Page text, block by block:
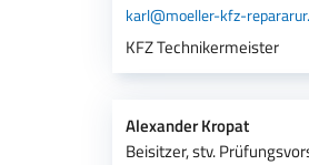
karl@moeller-kfz-
KFZ Technikermeister
Alexander Kropat
Beisitzer, stv.